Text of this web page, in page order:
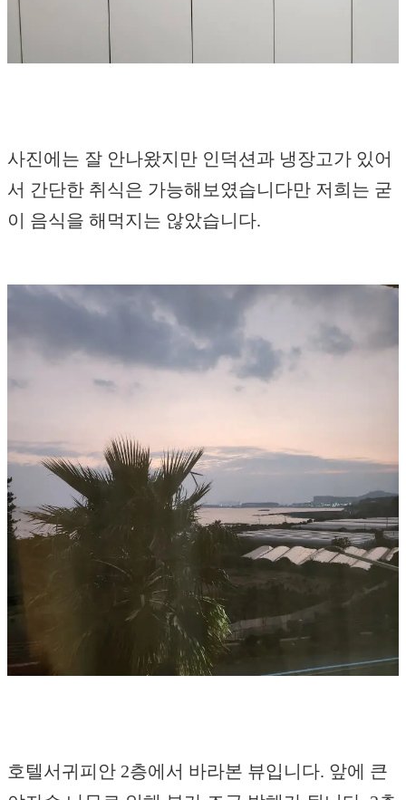
사진에는 잘 안나왔지만 인덕션과 냉장고가 있어
서 간단한 취식은 가능해보였습니다만 저희는 굳
이 음식을 해먹지는 않았습니다.
호텔서귀피안 2층에서 바라본 뷰입니다. 앞에 큰